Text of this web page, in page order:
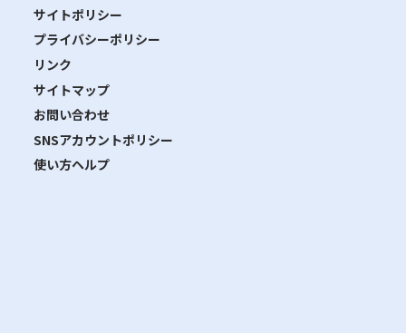
サイトポリシー
プライバシーポリシー
リンク
サイトマップ
お問い合わせ
SNSアカウントポリシー
使い方ヘルプ